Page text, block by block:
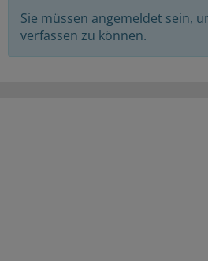
Sie müssen angemeldet sein,
verfassen zu können.